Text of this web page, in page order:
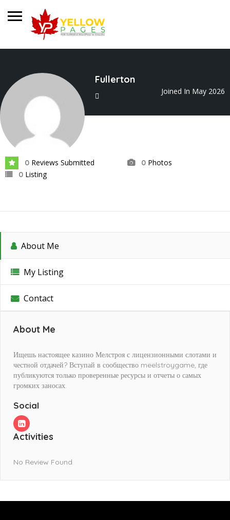
Fullerton
Joined In May 2026
0 Reviews Submitted 0 Photos
0 Listing
About Me
My Listing
Contact
About Me
Ищешь настоящее казино Мелстроя с лицензионными слотами и
честной отдачей? Вступай в сообщество meelstroygame, где
публикуются только проверенные ресурсы и отчеты о самых
громких заносах.
Social
Activities
No Review Found